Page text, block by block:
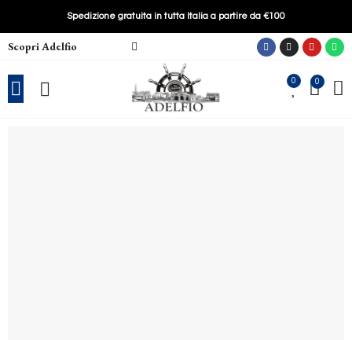
Spedizione gratuita in tutta Italia a partire da €100
Scopri Adelfio
0 0